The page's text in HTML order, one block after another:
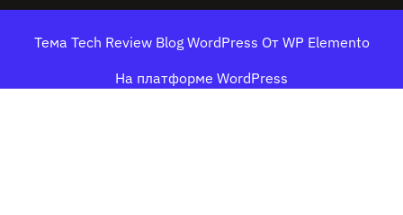
Тема Tech Review Blog WordPress От WP Elemento
На платформе WordPress